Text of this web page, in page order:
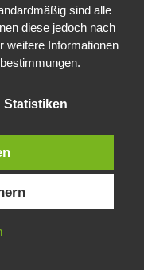
weitere Nutzung dieser
zu.
sind alle
diese jedoch nach
weitere Informationen
Statistiken